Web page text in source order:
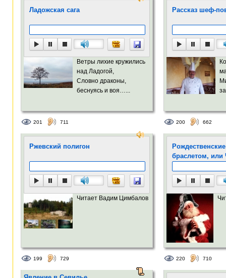
Ладожская сага
Ветры лихие кружились
над Ладогой,
Словно драконы,
беснуясь и воя…...
201 711
Рассказ шеф-
200 662
Ржевский полигон
Читает Вадим Цимбалов
199 729
браслетом, или
220 710